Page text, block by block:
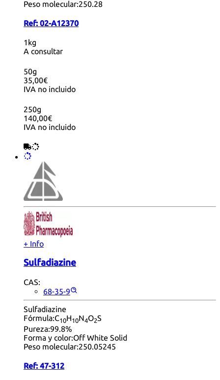
Peso molecular:250.28
Ref: 02-A12370
1kg
A consultar
50g
35,00€
IVA no incluido
250g
140,00€
IVA no incluido
+ Info
Sulfadiazine
CAS:
68-35-9
Sulfadiazine
Fórmula:C10H10N4O2S
Pureza:99.8%
Forma y color:Off White Solid
Peso molecular:250.05245
Ref: 47-312